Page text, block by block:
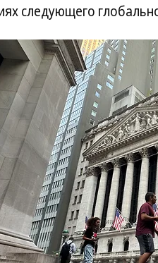
следующего